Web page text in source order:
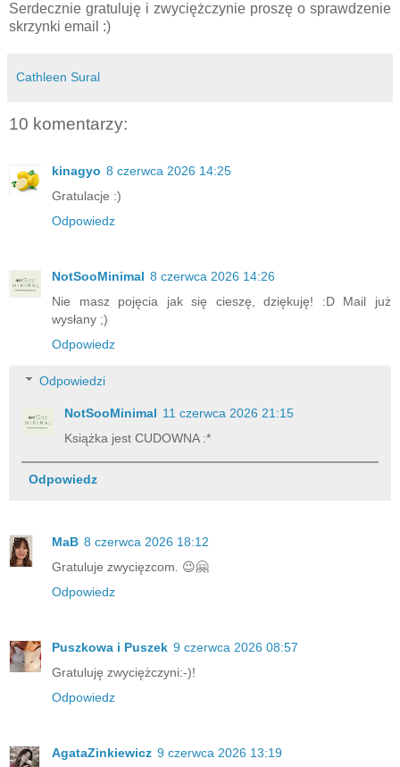
Serdecznie gratuluję i zwyciężczynie proszę o sprawdzenie
skrzynki email :)
Cathleen Sural
10 komentarzy:
kinagyo 8 czerwca 2026 14:25
Gratulacje :)
Odpowiedz
NotSooMinimal 8 czerwca 2026 14:26
Nie masz pojęcia jak się cieszę, dziękuję! :D Mail już
wysłany ;)
Odpowiedz
Odpowiedzi
NotSooMinimal 11 czerwca 2026 21:15
Książka jest CUDOWNA :*
Odpowiedz
MaB 8 czerwca 2026 18:12
Gratuluje zwycięzcom. 😉🤗
Odpowiedz
Puszkowa i Puszek 9 czerwca 2026 08:57
Gratuluję zwyciężczyni:-)!
Odpowiedz
AgataZinkiewicz 9 czerwca 2026 13:19